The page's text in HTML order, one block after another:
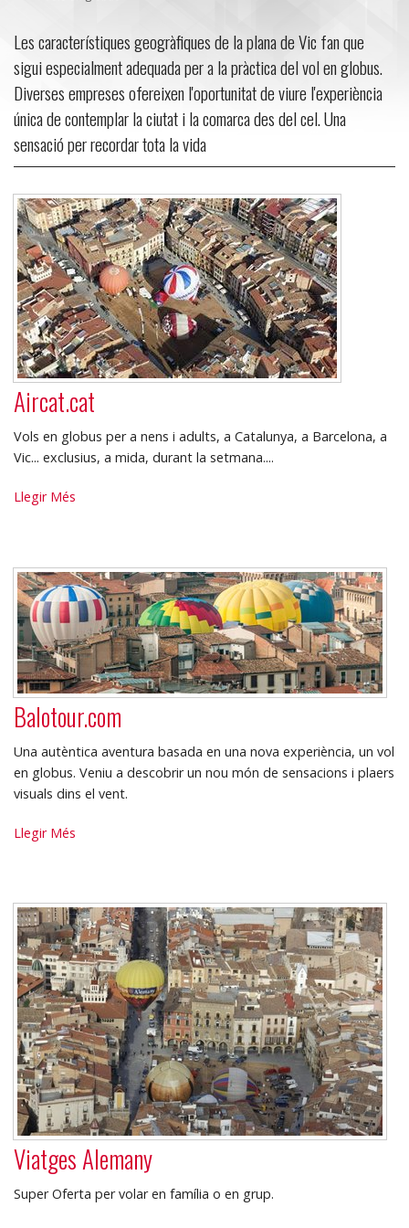
Les característiques geogràfiques de la plana de Vic fan que
sigui especialment adequada per a la pràctica del vol en globus.
Diverses empreses ofereixen l'oportunitat de viure l'experiència
única de contemplar la ciutat i la comarca des del cel. Una
sensació per recordar tota la vida
Aircat.cat
Vols en globus per a nens i adults, a Catalunya, a Barcelona, a
Vic... exclusius, a mida, durant la setmana....
Aircat.cat
Llegir Més
Balotour.com
Una autèntica aventura basada en una nova experiència, un vol
en globus. Veniu a descobrir un nou món de sensacions i plaers
visuals dins el vent.
Balotour.com
Llegir Més
Viatges Alemany
Super Oferta per volar en família o en grup.